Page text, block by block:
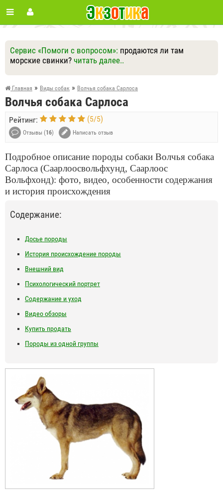
Сервис «Помоги с вопросом»: продаются ли там
морские свинки? читать далее..
Ответить Другие вопросы
Задать вопрос
Главная » Виды собак » Волчья собака Сарлоса
Волчья собака Сарлоса
Рейтинг: (5/5)
Отзывы (16) Написать отзыв
Подробное описание породы собаки Волчья собака
Сарлоса (Саарлоосвольфхунд, Саарлоос
Вольфхонд): фото, видео, особенности содержания
и история происхождения
Содержание:
Досье породы
История происхождение породы
Внешний вид
Психологический портрет
Содержание и уход
Видео обзоры
Купить продать
Породы из одной группы